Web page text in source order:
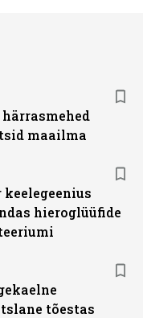
maailma
keelegeenius
hieroglüüfide
tõestas